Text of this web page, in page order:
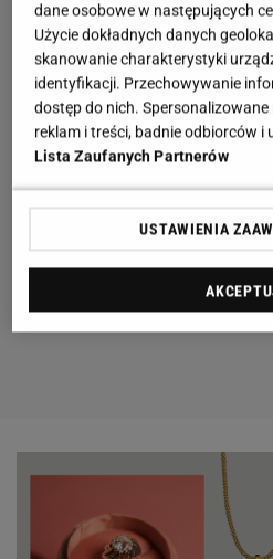
dane osobowe w następujących
Użycie dokładnych danych
skanowanie charakterystyki
identyfikacji. Przechowywanie
dostęp do nich.
reklam i treści, badnie odbiorców i
Lista Zaufanych Partnerów
USTAWIENIA